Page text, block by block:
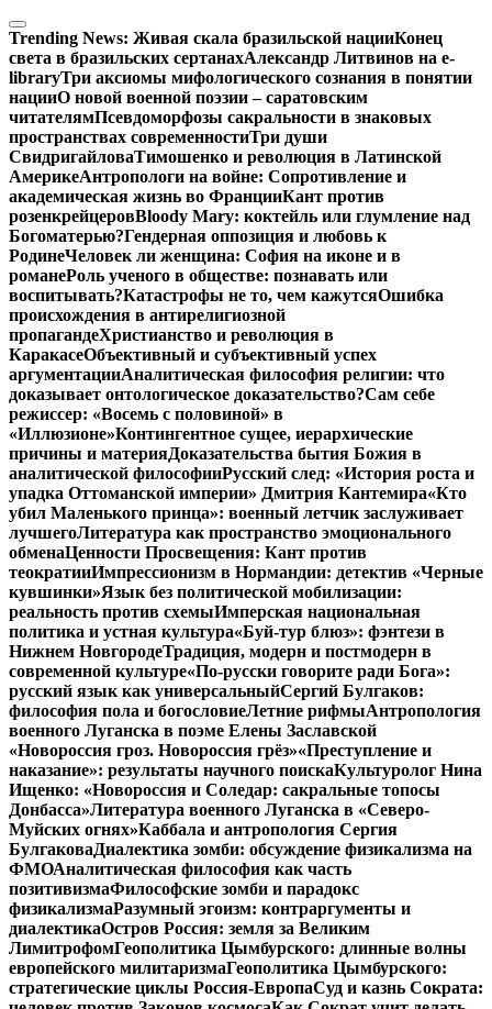
Перейти
к
содержимому
Trending News: Живая скала бразильской нацииКонец
света в бразильских сертанахАлександр Литвинов на e-
libraryТри аксиомы мифологического сознания в понятии
нацииО новой военной поэзии – саратовским
читателямПсевдоморфозы сакральности в знаковых
пространствах современностиТри души
СвидригайловаТимошенко и революция в Латинской
АмерикеАнтропологи на войне: Сопротивление и
академическая жизнь во ФранцииКант против
розенкрейцеровBloody Mary: коктейль или глумление над
Богоматерью?Гендерная оппозиция и любовь к
РодинеЧеловек ли женщина: София на иконе и в
романеРоль ученого в обществе: познавать или
воспитывать?Катастрофы не то, чем кажутсяОшибка
происхождения в антирелигиозной
пропагандеХристианство и революция в
КаракасеОбъективный и субъективный успех
аргументацииАналитическая философия религии: что
доказывает онтологическое доказательство?Сам себе
режиссер: «Восемь с половиной» в
«Иллюзионе»Контингентное сущее, иерархические
причины и материяДоказательства бытия Божия в
аналитической философииРусский след: «История роста и
упадка Оттоманской империи» Дмитрия Кантемира«Кто
убил Маленького принца»: военный летчик заслуживает
лучшегоЛитература как пространство эмоционального
обменаЦенности Просвещения: Кант против
теократииИмпрессионизм в Нормандии: детектив «Черные
кувшинки»Язык без политической мобилизации:
реальность против схемыИмперская национальная
политика и устная культура«Буй-тур блюз»: фэнтези в
Нижнем НовгородеТрадиция, модерн и постмодерн в
современной культуре«По-русски говорите ради Бога»:
русский язык как универсальныйСергий Булгаков:
философия пола и богословиеЛетние рифмыАнтропология
военного Луганска в поэме Елены Заславской
«Новороссия гроз. Новороссия грёз»«Преступление и
наказание»: результаты научного поискаКультуролог Нина
Ищенко: «Новороссия и Соледар: сакральные топосы
Донбасса»Литература военного Луганска в «Северо-
Муйских огнях»Каббала и антропология Сергия
БулгаковаДиалектика зомби: обсуждение физикализма на
ФМОАналитическая философия как часть
позитивизмаФилософские зомби и парадокс
физикализмаРазумный эгоизм: контраргументы и
диалектикаОстров Россия: земля за Великим
ЛимитрофомГеополитика Цымбурского: длинные волны
европейского милитаризмаГеополитика Цымбурского:
стратегические циклы Россия-ЕвропаСуд и казнь Сократа: